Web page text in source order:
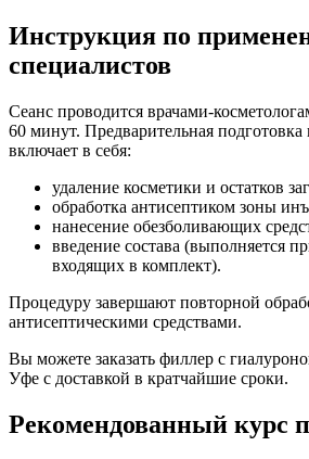
Инструкция по
специалистов
Сеанс проводится врачами-
60 минут. Предварительная
включает в себя:
удаление косметики и остатков
обработка антисептиком зоны
нанесение обезболивающих
введение состава (выполняется
входящих в комплект).
Процедуру завершают повторной
антисептическими средствами.
Вы можете заказать филлер с
Уфе с доставкой в кратчайшие сроки.
Рекомендованный курс